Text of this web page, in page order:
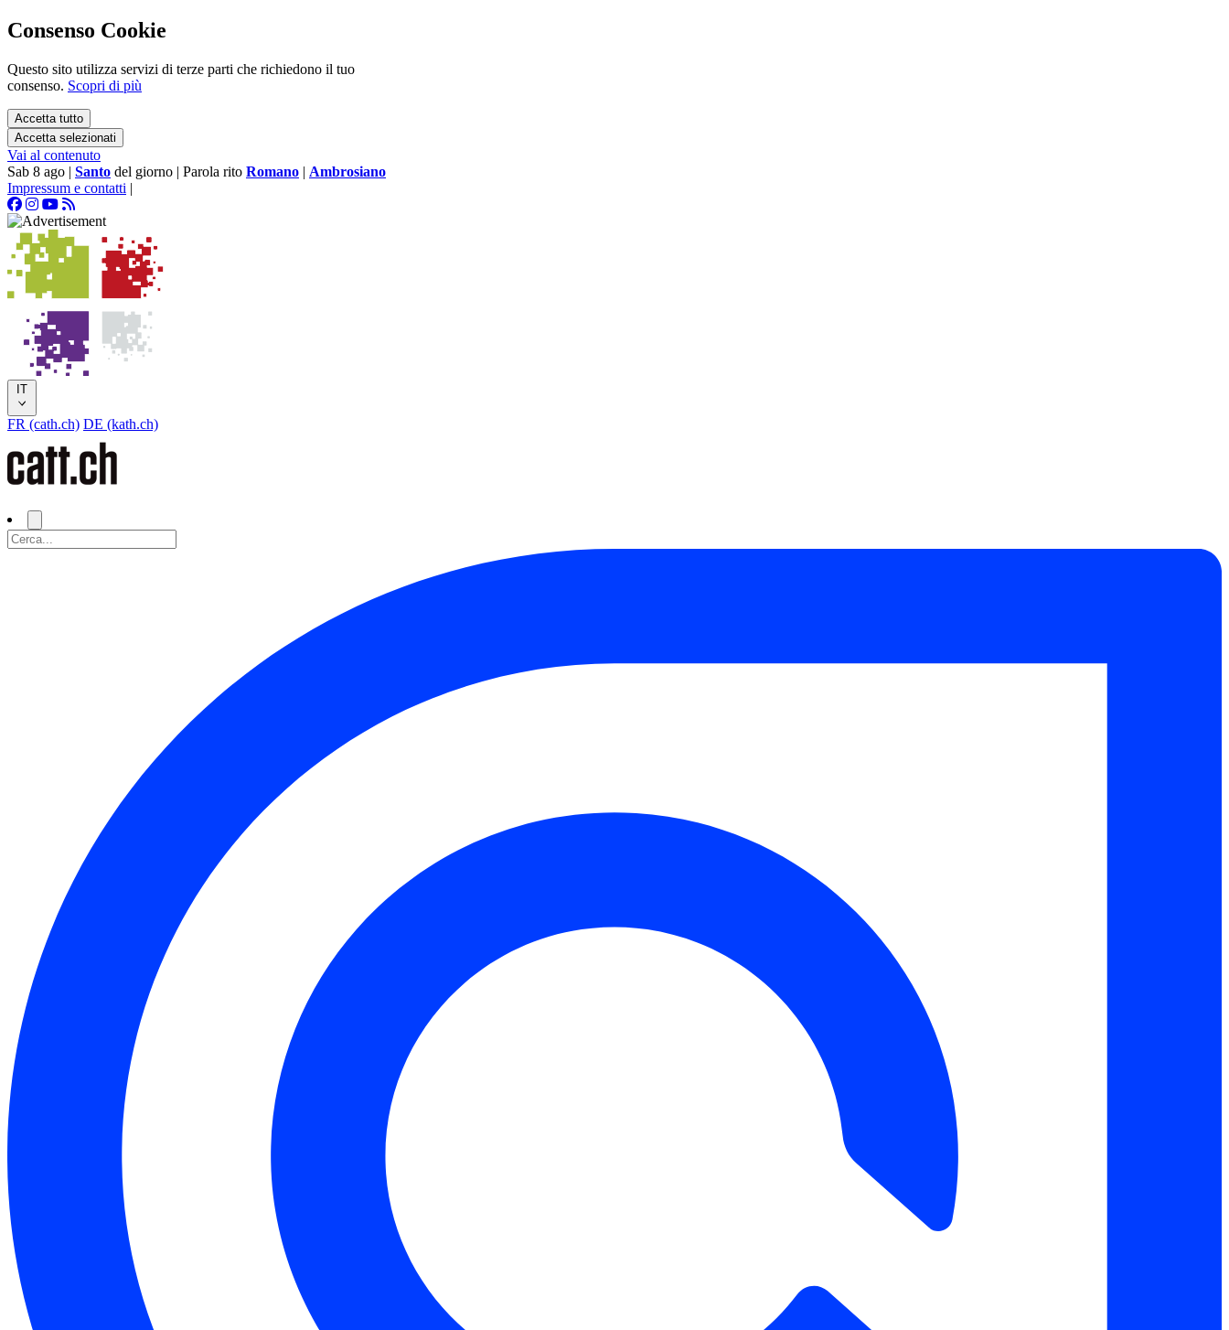
Consenso Cookie
Questo sito utilizza servizi di terze parti che richiedono il tuo
consenso. Scopri di più
Accetta tutto
Accetta selezionati
Vai al contenuto
Sab 8 ago | Santo del giorno | Parola rito Romano | Ambrosiano
Impressum e contatti |
IT
FR (cath.ch) DE (kath.ch)